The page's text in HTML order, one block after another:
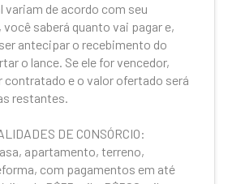
variam de acordo com seu
saberá quanto vai pagar e,
antecipar o recebimento do
o lance. Se ele for vencedor,
contratado e o valor ofertado será
restantes.
DE CONSÓRCIO:
apartamento, terreno,
com pagamentos em até